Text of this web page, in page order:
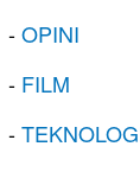
-OPINI
- FILM
-